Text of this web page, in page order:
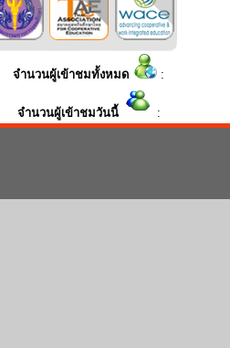
จำนวนผู้เข้าชมทั้งหมด :
จำนวนผู้เข้าชมวันนี้ :